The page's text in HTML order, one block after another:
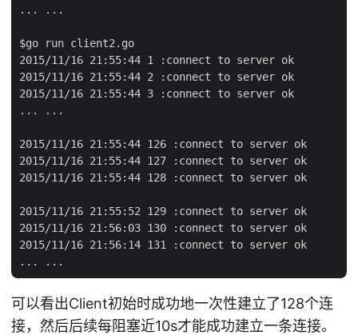
... ...
$go run client2.go
2015/11/16 21:55:44 1 :connect to server ok
2015/11/16 21:55:44 2 :connect to server ok
2015/11/16 21:55:44 3 :connect to server ok
... ...
2015/11/16 21:55:44 126 :connect to server ok
2015/11/16 21:55:44 127 :connect to server ok
2015/11/16 21:55:44 128 :connect to server ok
2015/11/16 21:55:52 129 :connect to server ok
2015/11/16 21:56:03 130 :connect to server ok
2015/11/16 21:56:14 131 :connect to server ok
可以看出Client初始时成功地一次性建立了128个连
接，然后后续每阻塞近10s才能成功建立一条连接。